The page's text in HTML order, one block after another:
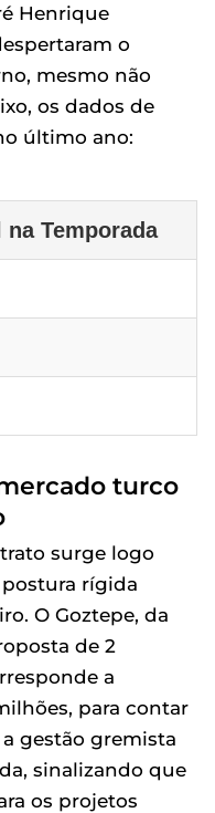
Henrique
o
mesmo não
os dados de
último ano:
na Temporada
turco
surge logo
rígida
O Goztepe, da
de 2
a
para contar
gestão gremista
sinalizando que
os projetos